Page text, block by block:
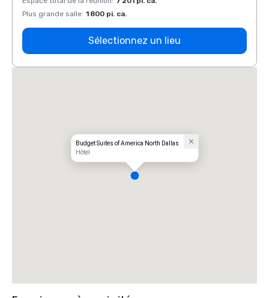
Plus grande salle: 1 800 pi. ca.
Sélectionnez un lieu
Budget Suites of America North Dallas
Hôtel